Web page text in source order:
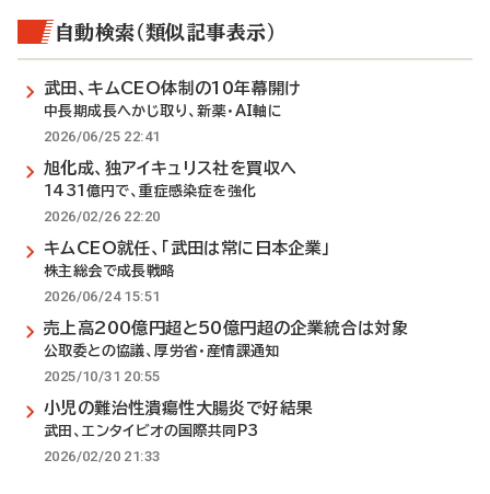
自動検索（類似記事表示）
武田、キムCEO体制の10年幕開け
中長期成長へかじ取り、新薬・AI軸に
2026/06/25 22:41
旭化成、独アイキュリス社を買収へ
1431億円で、重症感染症を強化
2026/02/26 22:20
キムCEO就任、「武田は常に日本企業」
株主総会で成長戦略
2026/06/24 15:51
売上高200億円超と50億円超の企業統合は対象
公取委との協議、厚労省・産情課通知
2025/10/31 20:55
小児の難治性潰瘍性大腸炎で好結果
武田、エンタイビオの国際共同P3
2026/02/20 21:33